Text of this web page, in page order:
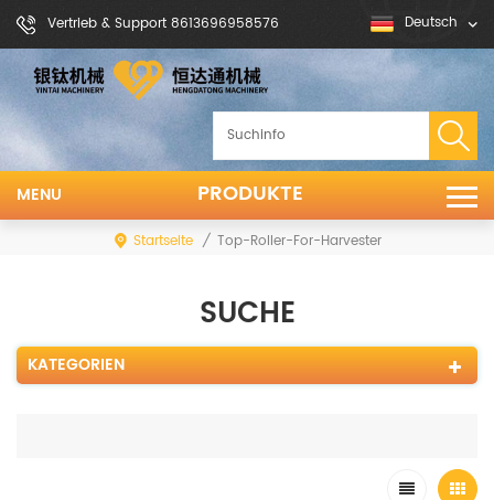
Vertrieb & Support 8613696958576 Deutsch
PRODUKTE
MENU
Startseite / Top-Roller-For-Harvester
SUCHE
KATEGORIEN